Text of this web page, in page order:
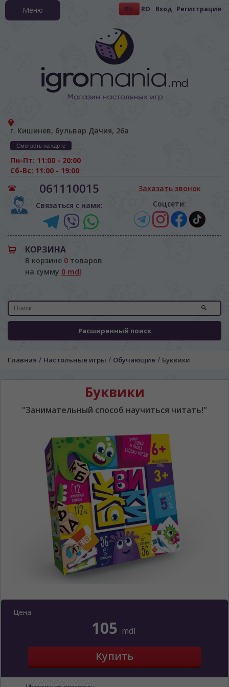
RU RO Вход Регистрация
г. Кишинев, бульвар Дачия, 26а
Смотреть на карте
Пн-Пт: 11:00 - 20:00
Сб-Вс: 11:00 - 19:00
061110015
Связаться с нами:
Заказать звонок
Соцсети:
КОРЗИНА
В корзине 0 товаров
на сумму 0 mdl
Расширенный поиск
Меню
Главная / Настольные игры / Обучающие / Буквики
Буквики
"Занимательный способ научиться читать!"
Цена :
105 mdl